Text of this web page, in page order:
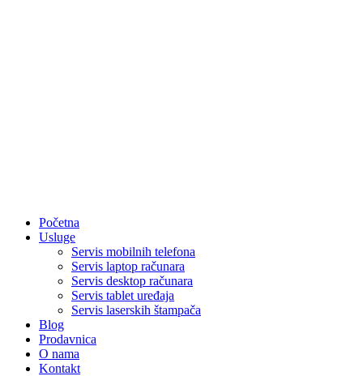
Početna
Usluge
Servis mobilnih telefona
Servis laptop računara
Servis desktop računara
Servis tablet uređaja
Servis laserskih štampača
Blog
Prodavnica
O nama
Kontakt